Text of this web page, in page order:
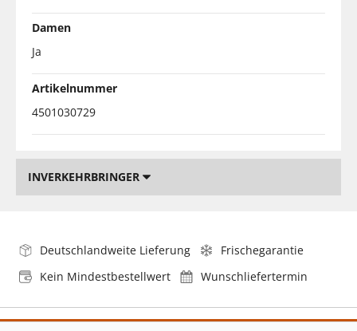
Damen
Ja
Artikelnummer
4501030729
INVERKEHRBRINGER
Deutschlandweite Lieferung
Frischegarantie
Kein Mindestbestellwert
Wunschliefertermin